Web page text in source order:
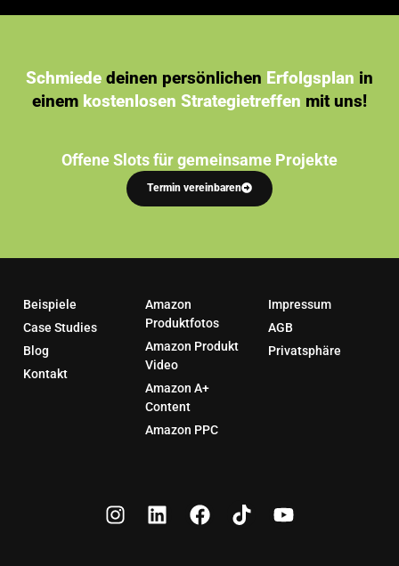
Schmiede deinen persönlichen Erfolgsplan in
einem kostenlosen Strategietreffen mit uns!
Offene Slots für gemeinsame Projekte
Termin vereinbaren
Beispiele
Case Studies
Blog
Kontakt
Amazon
Produktfotos
Amazon Produkt
Video
Amazon A+
Content
Amazon PPC
Impressum
AGB
Privatsphäre